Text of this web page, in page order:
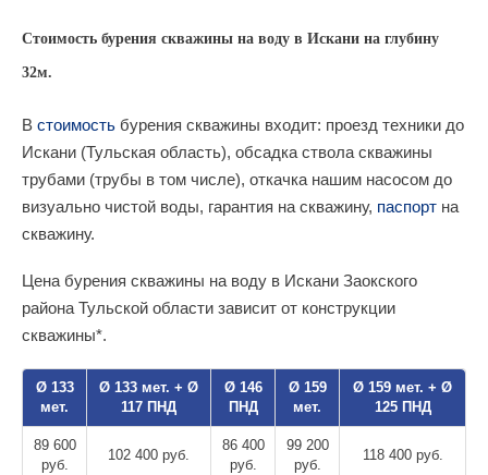
Стоимость бурения скважины на воду в Искани на глубину
32м.
В стоимость бурения скважины входит: проезд техники до
Искани (Тульская область), обсадка ствола скважины
трубами (трубы в том числе), откачка нашим насосом до
визуально чистой воды, гарантия на скважину, паспорт на
скважину.
Цена бурения скважины на воду в Искани Заокского
района Тульской области зависит от конструкции
скважины*.
Ø 133
мет.
Ø 133 мет. + Ø
117 ПНД
Ø 146
ПНД
Ø 159
мет.
Ø 159 мет. + Ø
125 ПНД
89 600
руб.
102 400 руб.
86 400
руб.
99 200
руб.
118 400 руб.